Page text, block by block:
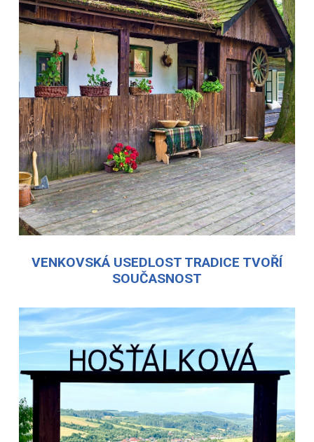
VENKOVSKÁ USEDLOST TRADICE TVOŘÍ
SOUČASNOST